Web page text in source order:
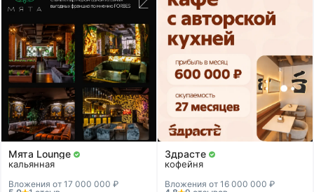
Мята Lounge
кальянная
Вложения от 17 000 000 ₽
Здрасте
кофейня
Вложения от 16 000 000 ₽